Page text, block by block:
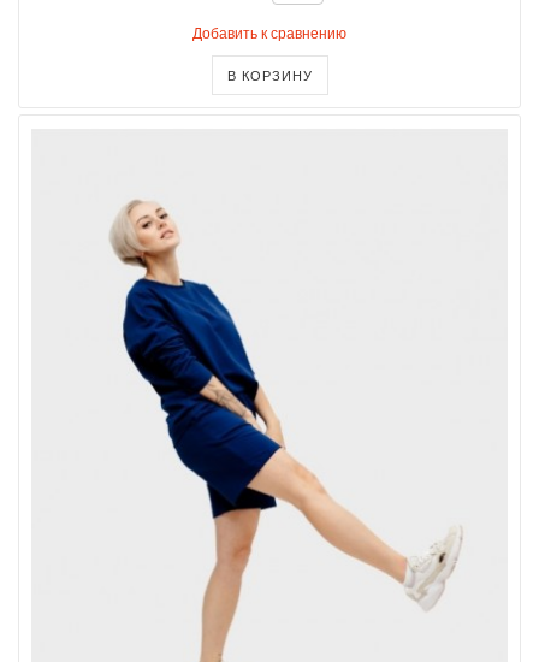
Добавить к сравнению
В КОРЗИНУ